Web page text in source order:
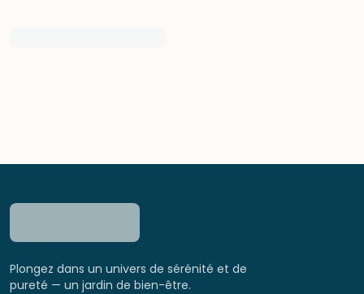
Plongez dans un univers de sérénité et de
pureté — un jardin de bien-être.